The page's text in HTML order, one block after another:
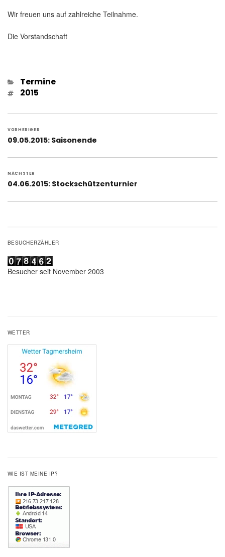
Wir freuen uns auf zahlreiche Teilnahme.
Die Vorstandschaft
Kategorien
Termine
Schlagwörter
2015
VORHERIGER
Vorheriger
09.05.2015: Saisonende
NÄCHSTER
Nächster
04.06.2015: Stockschützenturnier
BESUCHERZÄHLER
Besucher seit November 2003
WETTER
WIE IST MEINE IP?